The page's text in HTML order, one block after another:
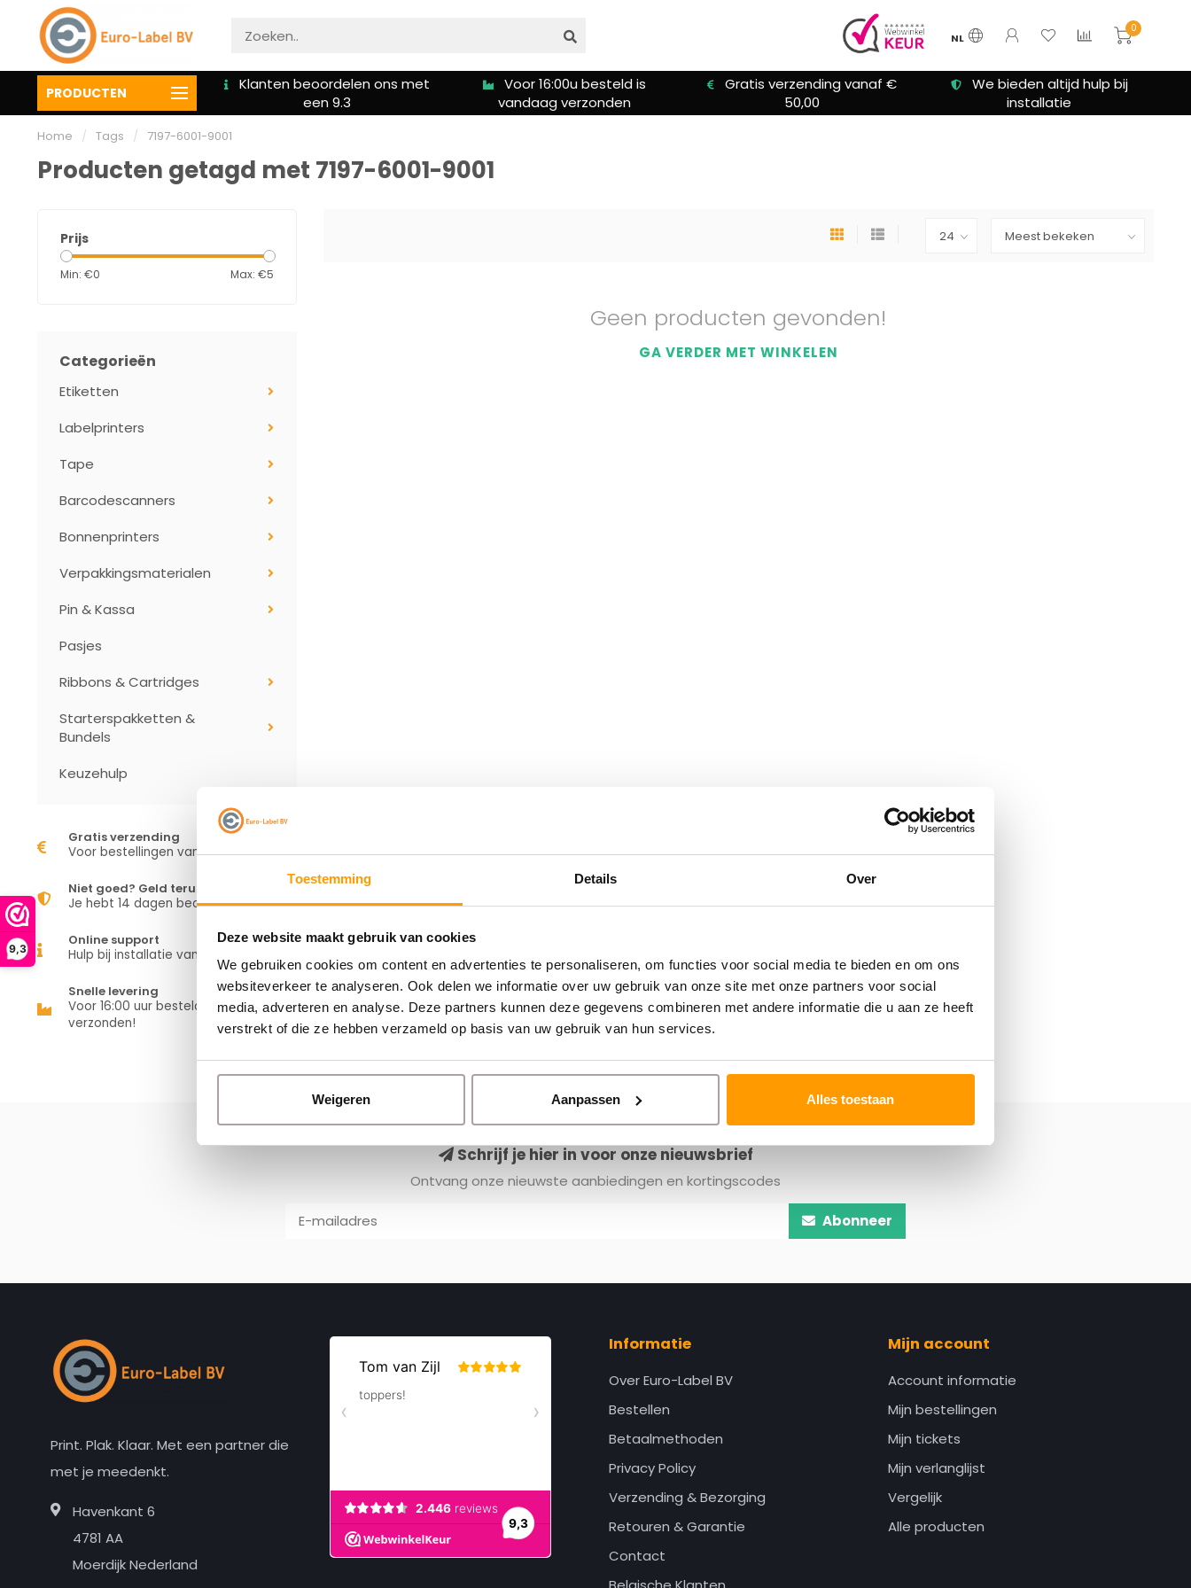
Toestemming Details Over
Deze website maakt gebruik van cookies
We gebruiken cookies om content en advertenties te personaliseren, om functies voor social media te bieden en om ons
websiteverkeer te analyseren. Ook delen we informatie over uw gebruik van onze site met onze partners voor social
media, adverteren en analyse. Deze partners kunnen deze gegevens combineren met andere informatie die u aan ze heeft
verstrekt of die ze hebben verzameld op basis van uw gebruik van hun services.
Weigeren Aanpassen Alles toestaan
9,3
NL
0
PRODUCTEN
We bieden altijd hulp bij
installatie
Klanten beoordelen ons met
een 9.3
Voor 16:00u besteld is
vandaag verzonden
Gratis verzending vanaf €
50,00
We bieden altijd hulp bij
installatie
Home / Tags / 7197-6001-9001
Producten getagd met 7197-6001-9001
Prijs
Min: €0 Max: €5
Categorieën
Etiketten
Labelprinters
Tape
Barcodescanners
Bonnenprinters
Verpakkingsmaterialen
Pin & Kassa
Pasjes
Ribbons & Cartridges
Starterspakketten &
Bundels
Keuzehulp
Gratis verzending
Voor bestellingen vanaf €50,00
Niet goed? Geld terug
Je hebt 14 dagen bedenktijd
Online support
Hulp bij installatie van je apparaat
Snelle levering
Voor 16:00 uur besteld is vandaag
verzonden!
Geen producten gevonden!
GA VERDER MET WINKELEN
Schrijf je hier in voor onze nieuwsbrief
Ontvang onze nieuwste aanbiedingen en kortingscodes
Abonneer
Print. Plak. Klaar. Met een partner die
met je meedenkt.
Havenkant 6
4781 AA
Moerdijk Nederland
Informatie
Over Euro-Label BV
Bestellen
Betaalmethoden
Privacy Policy
Verzending & Bezorging
Retouren & Garantie
Contact
Mijn account
Account informatie
Mijn bestellingen
Mijn tickets
Mijn verlanglijst
Vergelijk
Alle producten